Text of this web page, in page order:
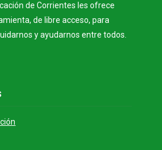
de Corrientes les ofrece
de libre acceso, para
y ayudarnos entre todos.